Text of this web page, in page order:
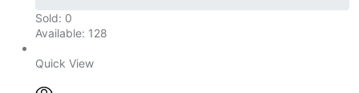
Sold: 0
Available: 128
Quick View